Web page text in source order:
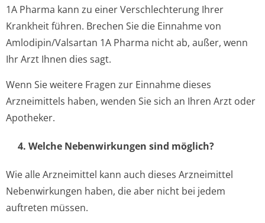
1A Pharma kann zu einer Verschlechterung Ihrer
Krankheit führen. Brechen Sie die Einnahme von
Amlodipin/Valsartan 1A Pharma nicht ab, außer, wenn
Ihr Arzt Ihnen dies sagt.
Wenn Sie weitere Fragen zur Einnahme dieses
Arzneimittels haben, wenden Sie sich an Ihren Arzt oder
Apotheker.
4. Welche Nebenwirkungen sind möglich?
Wie alle Arzneimittel kann auch dieses Arzneimittel
Nebenwirkungen haben, die aber nicht bei jedem
auftreten müssen.